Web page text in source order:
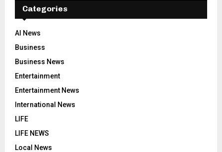
Categories
AI News
Business
Business News
Entertainment
Entertainment News
International News
LIFE
LIFE NEWS
Local News